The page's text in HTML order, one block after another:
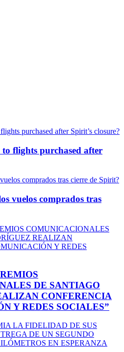
flights purchased after
vuelos comprados tras
DE SANTIAGO
CONFERENCIA
Y REDES SOCIALES”